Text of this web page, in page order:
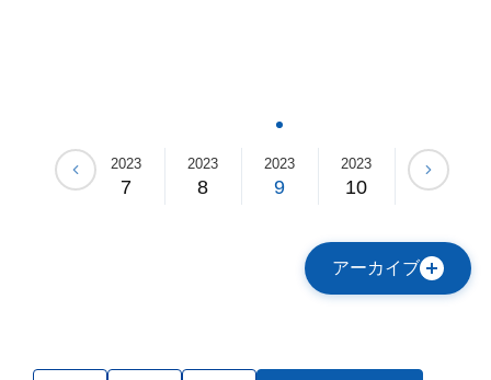
2023 2023
7
2023
8
2023
9
2023
10
2023
11
アーカイブ